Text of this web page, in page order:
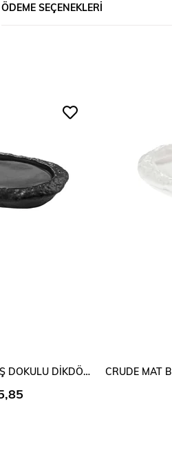
ÖDEME SEÇENEKLERI
CRUDE MAT SİYAH TAŞ DOKULU DİKDÖRTGEN PORSELEN